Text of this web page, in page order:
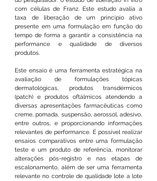
com células de Franz. Este estudo avalia a
taxa de liberação de um princípio ativo
presente em uma formulação em função do
tempo de forma a garantir a consistência na
performance e qualidade de diversos
produtos.
Este ensaio é uma ferramenta estratégica na
avaliação de formulações tópicas
dermatológicas, produtos transdérmicos
(patch) e produtos oftálmicos atendendo a
diversas apresentações farmacêuticas como
creme, pomada, suspensão, aerossol, adesivo,
entre outros, e proporcionando informações
relevantes de performance. É possível realizar
ensaios comparativos entre uma formulação
teste e um produto de referência, monitorar
alterações pós-registro e nas etapas de
escalonamento, além de ser uma ferramenta
relevante no controle de qualidade lote a lote